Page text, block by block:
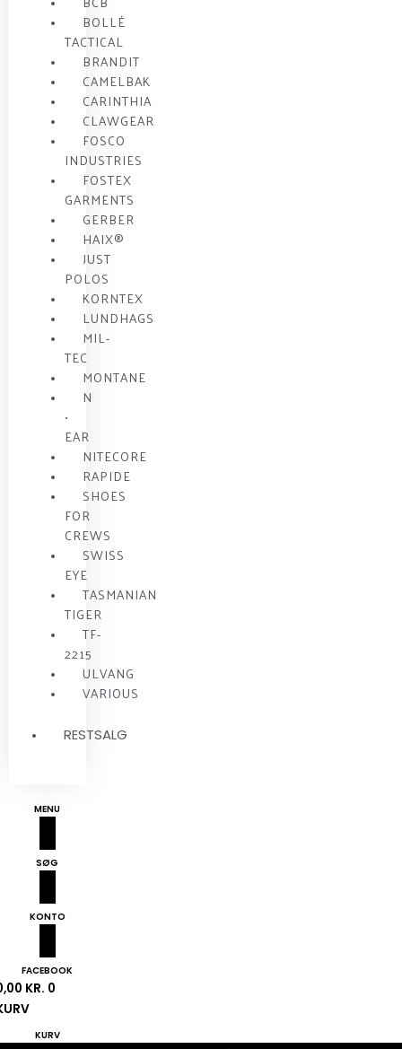
BOLLÉ
TACTICAL
BRANDIT
CAMELBAK
CARINTHIA
CLAWGEAR
FOSCO
INDUSTRIES
FOSTEX
GARMENTS
GERBER
HAIX®
JUST
POLOS
KORNTEX
LUNDHAGS
MIL-
TEC
MONTANE
N
•
EAR
NITECORE
RAPIDE
SHOES
FOR
CREWS
SWISS
EYE
TASMANIAN
TIGER
TF-
2215
ULVANG
VARIOUS
RESTSALG
MENU
SØG
KONTO
FACEBOOK
KR. 0
KURV